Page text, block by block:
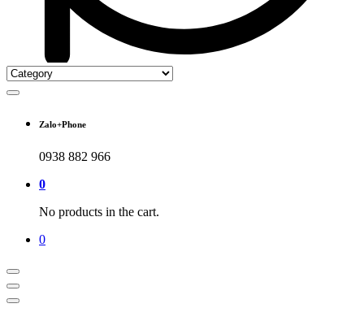
Zalo+Phone
0938 882 966
0
No products in the cart.
0